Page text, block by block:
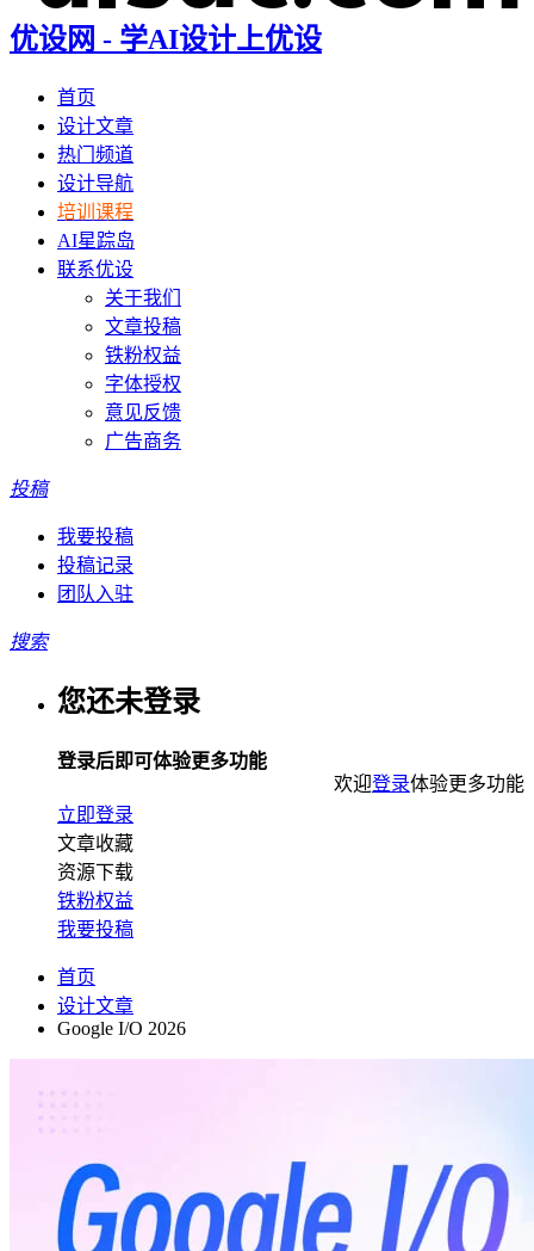
优设网 - 学AI设计上优设
首页
设计文章
热门频道
设计导航
培训课程
AI星踪岛
联系优设
关于我们
文章投稿
铁粉权益
字体授权
意见反馈
广告商务
投稿
我要投稿
投稿记录
团队入驻
搜索
您还未登录
登录后即可体验更多功能
立即登录
文章收藏
资源下载
铁粉权益
我要投稿
首页
设计文章
Google I/O 2026
欢迎登录体验更多功能